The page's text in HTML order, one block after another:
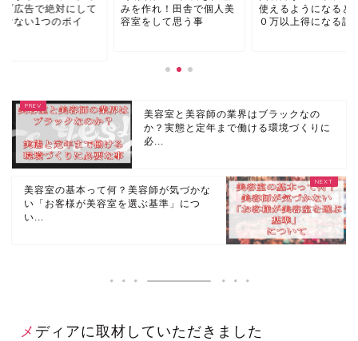
作れ！田舎で個人美
をして思う事
使えるようになると１０
０万以上得になる話
ウェブ広告で絶対に
はいけない1つのポ
美容室と美容師の業界はブラックなの
か？実態と定年まで働ける環境づくりに
必...
美容室の基本って何？美容師が気づかな
い「お客様が美容室を選ぶ基準」につ
い...
メディアに取材していただきました